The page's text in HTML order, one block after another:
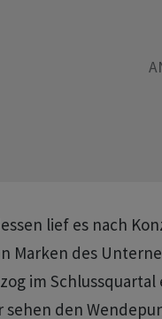
lief es nach
Marken des
im
sehen den